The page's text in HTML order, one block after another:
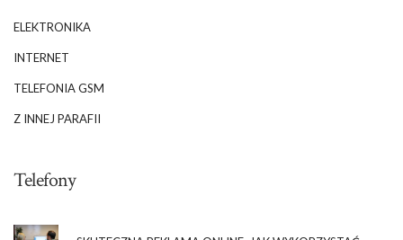
ELEKTRONIKA
INTERNET
TELEFONIA GSM
Z INNEJ PARAFII
Telefony